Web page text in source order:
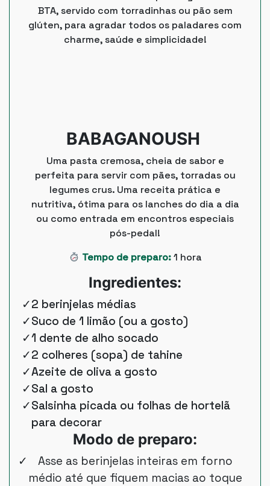
BTA, servido com torradinhas ou pão sem
glúten, para agradar todos os paladares com
charme, saúde e simplicidade!
BABAGANOUSH
Uma pasta cremosa, cheia de sabor e
perfeita para servir com pães, torradas ou
legumes crus. Uma receita prática e
nutritiva, ótima para os lanches do dia a dia
ou como entrada em encontros especiais
pós-pedal!
Tempo de preparo:1 hora
Ingredientes:
2 berinjelas médias
Suco de 1 limão (ou a gosto)
1 dente de alho socado
2 colheres (sopa) de tahine
Azeite de oliva a gosto
Sal a gosto
Salsinha picada ou folhas de hortelã
para decorar
Modo de preparo:
Asse as berinjelas inteiras em forno
médio até que fiquem macias ao toque